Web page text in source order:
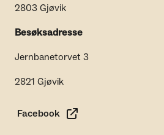
2803 Gjøvik
Besøksadresse
Jernbanetorvet 3
2821 Gjøvik
Facebook